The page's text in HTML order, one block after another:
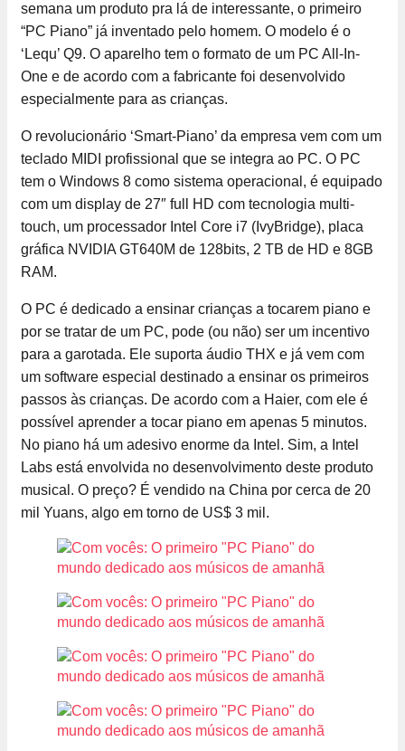
semana um produto pra lá de interessante, o primeiro
“PC Piano” já inventado pelo homem. O modelo é o
‘Lequ’ Q9. O aparelho tem o formato de um PC All-In-
One e de acordo com a fabricante foi desenvolvido
especialmente para as crianças.
O revolucionário ‘Smart-Piano’ da empresa vem com um
teclado MIDI profissional que se integra ao PC. O PC
tem o Windows 8 como sistema operacional, é equipado
com um display de 27″ full HD com tecnologia multi-
touch, um processador Intel Core i7 (IvyBridge), placa
gráfica NVIDIA GT640M de 128bits, 2 TB de HD e 8GB
RAM.
O PC é dedicado a ensinar crianças a tocarem piano e
por se tratar de um PC, pode (ou não) ser um incentivo
para a garotada. Ele suporta áudio THX e já vem com
um software especial destinado a ensinar os primeiros
passos às crianças. De acordo com a Haier, com ele é
possível aprender a tocar piano em apenas 5 minutos.
No piano há um adesivo enorme da Intel. Sim, a Intel
Labs está envolvida no desenvolvimento deste produto
musical. O preço? É vendido na China por cerca de 20
mil Yuans, algo em torno de US$ 3 mil.